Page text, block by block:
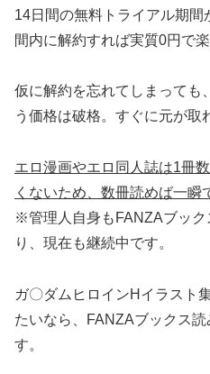
14日間の無料トライアル期間
間内に解約すれば実質0円で楽
仮に解約を忘れてしまっても
う価格は破格。すぐに元が取
エロ漫画やエロ同人誌は1冊
くないため、数冊読めば一瞬
※管理人自身もFANZAブック
り、現在も継続中です。
ガ〇ダムヒロインHイラスト
たいなら、FANZAブックス
す。